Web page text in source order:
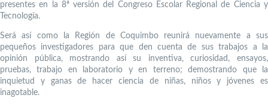
presentes en la 8ª versión del Congreso Escolar Regional de Ciencia y
Tecnología.
Será así como la Región de Coquimbo reunirá nuevamente a sus
pequeños investigadores para que den cuenta de sus trabajos a la
opinión pública, mostrando así su inventiva, curiosidad, ensayos,
pruebas, trabajo en laboratorio y en terreno; demostrando que la
inquietud y ganas de hacer ciencia de niñas, niños y jóvenes es
inagotable.